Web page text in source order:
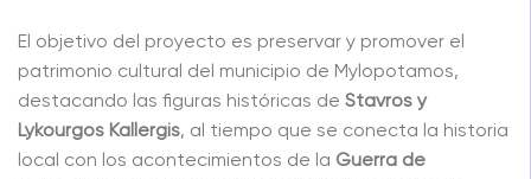
El objetivo del proyecto es preservar y promover el
patrimonio cultural del municipio de Mylopotamos,
destacando las figuras históricas de Stavros y
Lykourgos Kallergis, al tiempo que se conecta la historia
local con los acontecimientos de la Guerra de